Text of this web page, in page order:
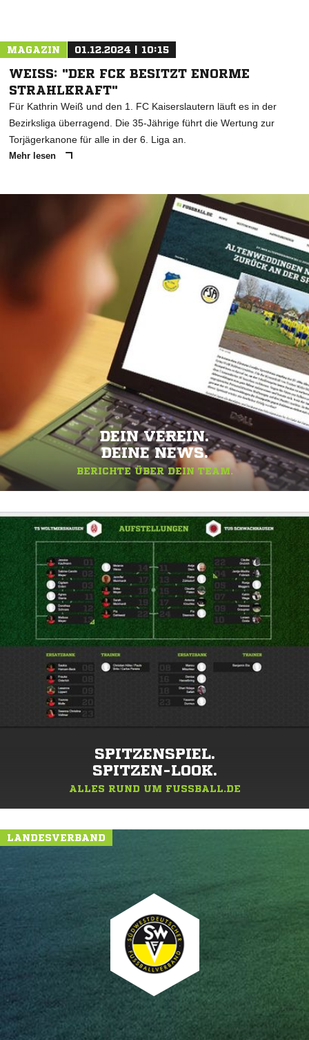
MAGAZIN 01.12.2024 | 10:15
WEISS: "DER FCK BESITZT ENORME S
TRAHLKRAFT"
Für Kathrin Weiß und den 1. FC Kaiserslautern läuft es in der
Bezirksliga überragend. Die 35-Jährige führt die Wertung zur
Torjägerkanone für alle in der 6. Liga an.
Mehr lesen
DEIN VEREIN.
DEINE NEWS.
BERICHTE ÜBER DEIN TEAM.
SPITZENSPIEL.
SPITZEN-LOOK.
ALLES RUND UM FUSSBALL.DE
LANDESVERBAND